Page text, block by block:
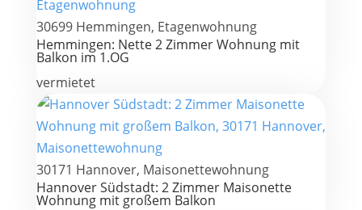
30699 Hemmingen, Etagenwohnung
Hemmingen: Nette 2 Zimmer Wohnung mit
Balkon im 1.OG
vermietet
30171 Hannover, Maisonettewohnung
Hannover Südstadt: 2 Zimmer Maisonette
Wohnung mit großem Balkon